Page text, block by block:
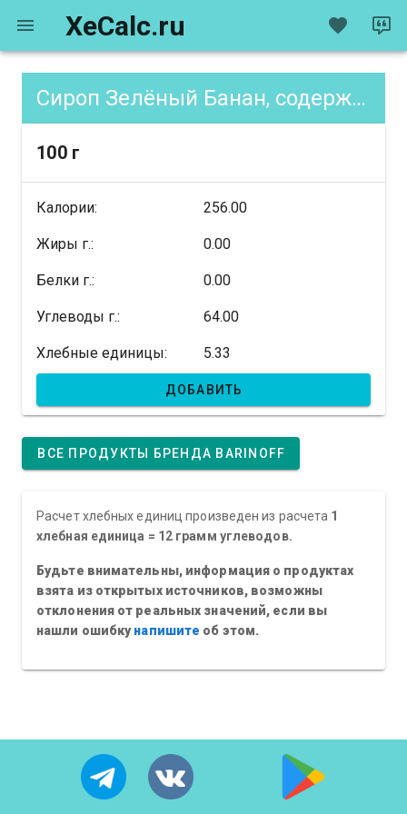
XeCalc.ru
Сироп Зелёный Банан, содержание XE
100 г
Калории: 256.00
Жиры г.: 0.00
Белки г.: 0.00
Углеводы г.: 64.00
Хлебные единицы: 5.33
ДОБАВИТЬ
ВСЕ ПРОДУКТЫ БРЕНДА BARINOFF
Расчет хлебных единиц произведен из расчета 1
хлебная единица = 12 грамм углеводов.
Будьте внимательны, информация о продуктах
взята из открытых источников, возможны
отклонения от реальных значений, если вы
нашли ошибкунапишите об этом.